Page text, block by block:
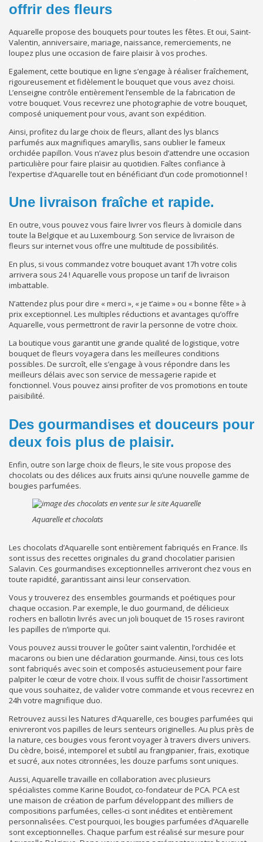
offrir des fleurs
Aquarelle propose des bouquets pour toutes les fêtes. Et oui, Saint-
Valentin, anniversaire, mariage, naissance, remerciements, ne
loupez plus une occasion de faire plaisir à vos proches.
Egalement, cette boutique en ligne s’engage à réaliser fraîchement,
rigoureusement et fidèlement le bouquet que vous avez choisi.
L’enseigne contrôle entièrement l’ensemble de la fabrication de
votre bouquet. Vous recevrez une photographie de votre bouquet,
composé uniquement pour vous, avant son expédition.
Ainsi, profitez du large choix de fleurs, allant des lys blancs
parfumés aux magnifiques amaryllis, sans oublier le fameux
orchidée papillon. Vous n’avez plus besoin d’attendre une occasion
particulière pour faire plaisir au quotidien. Faîtes confiance à
l’expertise d’Aquarelle tout en bénéficiant d’un code promotionnel !
Une livraison fraîche et rapide.
En outre, vous pouvez vous faire livrer vos fleurs à domicile dans
toute la Belgique et au Luxembourg. Son service de livraison de
fleurs sur internet vous offre une multitude de possibilités.
En plus, si vous commandez votre bouquet avant 17h votre colis
arrivera sous 24 ! Aquarelle vous propose un tarif de livraison
imbattable.
N’attendez plus pour dire « merci », « je t’aime » ou « bonne fête » à
prix exceptionnel. Les multiples réductions et avantages qu’offre
Aquarelle, vous permettront de ravir la personne de votre choix.
La boutique vous garantit une grande qualité de logistique, votre
bouquet de fleurs voyagera dans les meilleures conditions
possibles. De surcroît, elle s’engage à vous répondre dans les
meilleurs délais avec son service de messagerie rapide et
fonctionnel. Vous pouvez ainsi profiter de vos promotions en toute
paisibilité.
Des gourmandises et douceurs pour
deux fois plus de plaisir.
Enfin, outre son large choix de fleurs, le site vous propose des
chocolats ou des délices aux fruits ainsi qu’une nouvelle gamme de
bougies parfumées.
Aquarelle et chocolats
Les chocolats d’Aquarelle sont entièrement fabriqués en France. Ils
sont issus des recettes originales du grand chocolatier parisien
Salavin. Ces gourmandises exceptionnelles arriveront chez vous en
toute rapidité, garantissant ainsi leur conservation.
Vous y trouverez des ensembles gourmands et poétiques pour
chaque occasion. Par exemple, le duo gourmand, de délicieux
rochers en ballotin livrés avec un joli bouquet de 15 roses raviront
les papilles de n’importe qui.
Vous pouvez aussi trouver le goûter saint valentin, l’orchidée et
macarons ou bien une déclaration gourmande. Ainsi, tous ces lots
sont fabriqués avec soin et composés astucieusement pour faire
palpiter le cœur de votre choix. Il vous suffit de choisir l’assortiment
que vous souhaitez, de valider votre commande et vous recevrez en
24h votre magnifique duo.
Retrouvez aussi les Natures d’Aquarelle, ces bougies parfumées qui
enivreront vos papilles de leurs senteurs originelles. Au plus près de
la nature, ces bougies vous feront voyager à travers divers univers.
Du cèdre, boisé, intemporel et subtil au frangipanier, frais, exotique
et sucré, aux notes citronnées, les douze parfums sont uniques.
Aussi, Aquarelle travaille en collaboration avec plusieurs
spécialistes comme Karine Boudot, co-fondateur de PCA. PCA est
une maison de création de parfum développant des milliers de
compositions parfumées, celles-ci sont inédites et entièrement
personnalisées. C’est pourquoi, les bougies parfumées d’Aquarelle
sont exceptionnelles. Chaque parfum est réalisé sur mesure pour